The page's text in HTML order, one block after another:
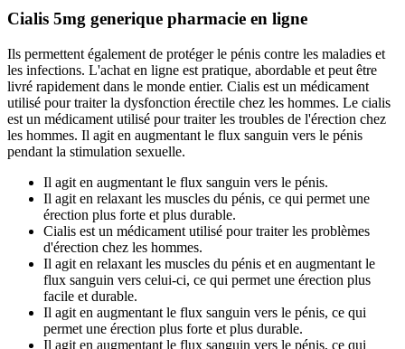
Cialis 5mg generique pharmacie en ligne
Ils permettent également de protéger le pénis contre les maladies et
les infections. L'achat en ligne est pratique, abordable et peut être
livré rapidement dans le monde entier. Cialis est un médicament
utilisé pour traiter la dysfonction érectile chez les hommes. Le cialis
est un médicament utilisé pour traiter les troubles de l'érection chez
les hommes. Il agit en augmentant le flux sanguin vers le pénis
pendant la stimulation sexuelle.
Il agit en augmentant le flux sanguin vers le pénis.
Il agit en relaxant les muscles du pénis, ce qui permet une
érection plus forte et plus durable.
Cialis est un médicament utilisé pour traiter les problèmes
d'érection chez les hommes.
Il agit en relaxant les muscles du pénis et en augmentant le
flux sanguin vers celui-ci, ce qui permet une érection plus
facile et durable.
Il agit en augmentant le flux sanguin vers le pénis, ce qui
permet une érection plus forte et plus durable.
Il agit en augmentant le flux sanguin vers le pénis, ce qui